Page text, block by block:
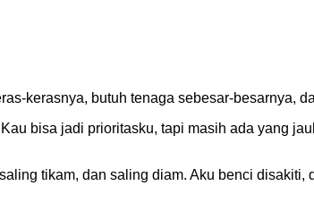
kerasnya, butuh tenaga sebesar-besarnya,
bisa jadi prioritasku, tapi masih ada yang
tikam, dan saling diam. Aku benci